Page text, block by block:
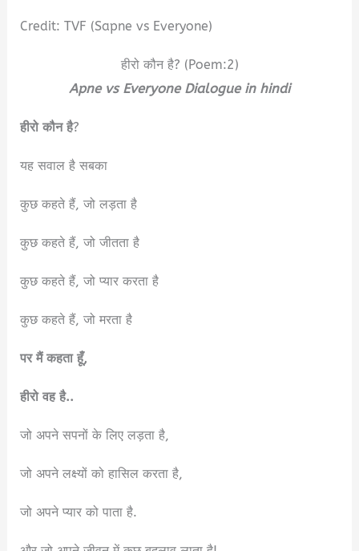
Credit: TVF (Sapne vs Everyone)
हीरो कौन है? (Poem:2)
Apne vs Everyone Dialogue in hindi
हीरो कौन है?
यह सवाल है सबका
कुछ कहते हैं, जो लड़ता है
कुछ कहते हैं, जो जीतता है
कुछ कहते हैं, जो प्यार करता है
कुछ कहते हैं, जो मरता है
पर मैं कहता हूँ,
हीरो वह है..
जो अपने सपनों के लिए लड़ता है,
जो अपने लक्ष्यों को हासिल करता है,
जो अपने प्यार को पाता है.